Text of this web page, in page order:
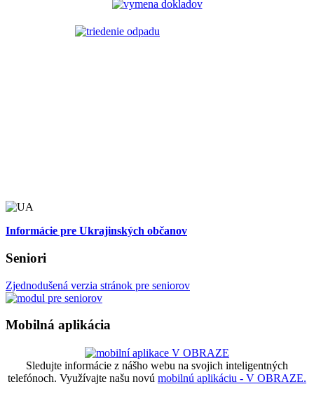
Informácie pre Ukrajinských občanov
Seniori
Zjednodušená verzia stránok pre seniorov
Mobilná aplikácia
Sledujte informácie z nášho webu na svojich inteligentných
telefónoch. Využívajte našu novú mobilnú aplikáciu - V OBRAZE.